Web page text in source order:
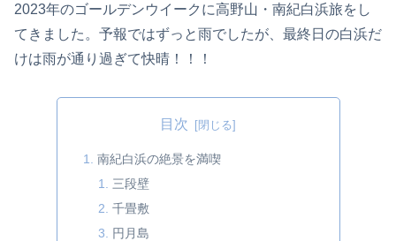
2023年のゴールデンウイークに高野山・南紀白浜旅をし
てきました。予報ではずっと雨でしたが、最終日の白浜だ
けは雨が通り過ぎて快晴！！！
目次
南紀白浜の絶景を満喫
三段壁
千畳敷
円月島